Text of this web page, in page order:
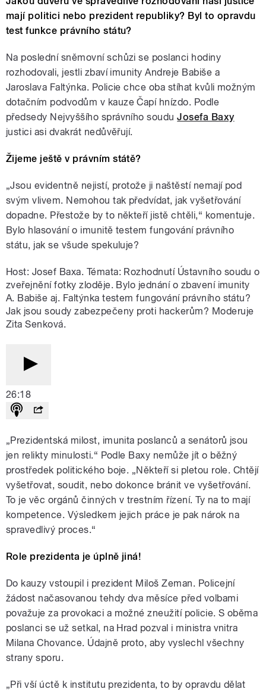
mají politici nebo prezident republiky? Byl to opravdu
test funkce právního státu?
Na poslední sněmovní schůzi se poslanci hodiny
rozhodovali, jestli zbaví imunity Andreje Babiše a
Jaroslava Faltýnka. Policie chce oba stíhat kvůli možným
dotačním podvodům v kauze Čapí hnízdo. Podle
předsedy Nejvyššího správního souduJosefa Baxy
justici asi dvakrát nedůvěřují.
Žijeme ještě v právním státě?
„Jsou evidentně nejistí, protože ji naštěstí nemají pod
svým vlivem. Nemohou tak předvídat, jak vyšetřování
dopadne. Přestože by to někteří jistě chtěli,“ komentuje.
Bylo hlasování o imunitě testem fungování právního
státu, jak se všude spekuluje?
Host: Josef Baxa. Témata: Rozhodnutí Ústavního soudu o
zveřejnění fotky zloděje. Bylo jednání o zbavení imunity
A. Babiše aj. Faltýnka testem fungování právního státu?
Jak jsou soudy zabezpečeny proti hackerům? Moderuje
Zita Senková.
26:18
„Prezidentská milost, imunita poslanců a senátorů jsou
jen relikty minulosti.“ Podle Baxy nemůže jít o běžný
prostředek politického boje. „Někteří si pletou role. Chtějí
vyšetřovat, soudit, nebo dokonce bránit ve vyšetřování.
To je věc orgánů činných v trestním řízení. Ty na to mají
kompetence. Výsledkem jejich práce je pak nárok na
spravedlivý proces.“
Role prezidenta je úplně jiná!
Do kauzy vstoupil i prezident Miloš Zeman. Policejní
žádost načasovanou tehdy dva měsíce před volbami
považuje za provokaci a možné zneužití policie. S oběma
poslanci se už setkal, na Hrad pozval i ministra vnitra
Milana Chovance. Údajně proto, aby vyslechl všechny
strany sporu.
„Při vší úctě k institutu prezidenta, to by opravdu dělat